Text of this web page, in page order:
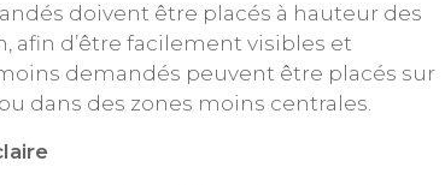
doivent être placés à hauteur des
afin d’être facilement visibles et
demandés peuvent être placés sur
dans des zones moins centrales.